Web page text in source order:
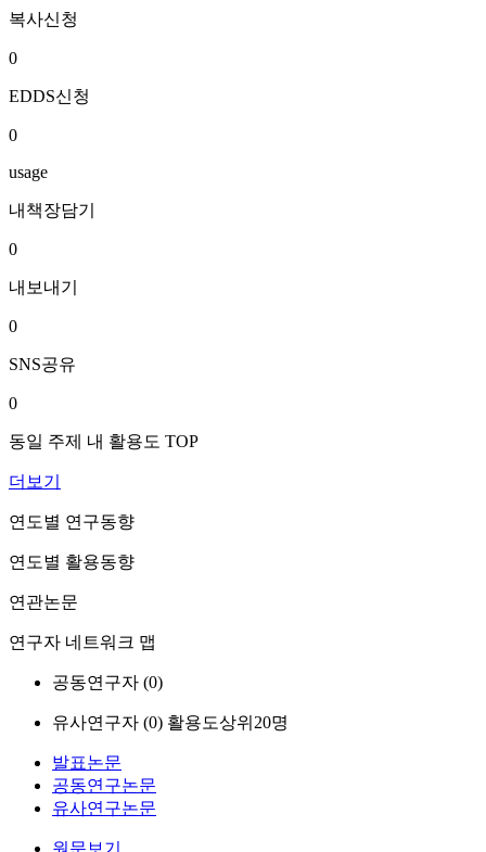
복사신청
0
EDDS신청
0
usage
내책장담기
0
내보내기
0
SNS공유
0
동일 주제 내 활용도 TOP
더보기
연도별 연구동향
연도별 활용동향
연관논문
연구자 네트워크 맵
공동연구자 (0)
유사연구자 (0) 활용도상위20명
발표논문
공동연구논문
유사연구논문
원문보기